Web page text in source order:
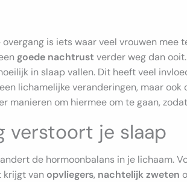
is iets waar veel vrouwen mee
goede nachtrust verder weg dan
in slaap vallen. Dit heeft veel
lichamelijke veranderingen, maar
manieren om hiermee om te gaan,
verstoort je slaap
de hormoonbalans in je lichaam.
krijgt van opvliegers, nachtelijk zweten